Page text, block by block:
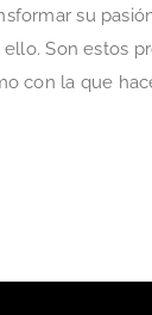
su
Son estos
con la que